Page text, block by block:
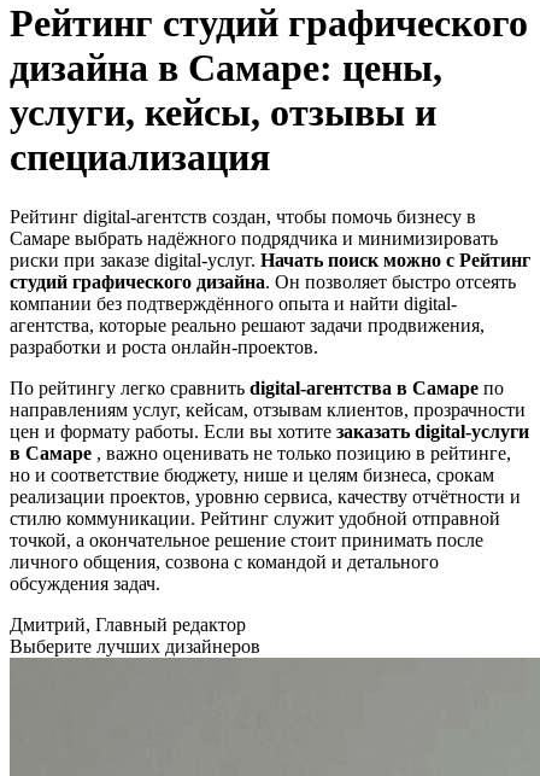
Рейтинг студий графического
дизайна в Самаре: цены,
услуги, кейсы, отзывы и
специализация
Рейтинг digital-агентств создан, чтобы помочь бизнесу в
Самаре выбрать надёжного подрядчика и минимизировать
риски при заказе digital-услуг. Начать поиск можно с Рейтинг
студий графического дизайна. Он позволяет быстро отсеять
компании без подтверждённого опыта и найти digital-
агентства, которые реально решают задачи продвижения,
разработки и роста онлайн-проектов.
По рейтингу легко сравнить digital-агентства в Самаре по
направлениям услуг, кейсам, отзывам клиентов, прозрачности
цен и формату работы. Если вы хотите заказать digital-услуги
в Самаре , важно оценивать не только позицию в рейтинге,
но и соответствие бюджету, нише и целям бизнеса, срокам
реализации проектов, уровню сервиса, качеству отчётности и
стилю коммуникации. Рейтинг служит удобной отправной
точкой, а окончательное решение стоит принимать после
личного общения, созвона с командой и детального
обсуждения задач.
Дмитрий, Главный редактор
Выберите лучших дизайнеров